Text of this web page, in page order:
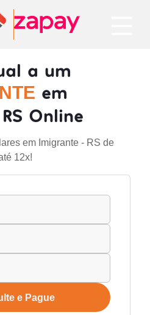
a um
em
Online
em Imigrante - RS de
12x!
e Pague